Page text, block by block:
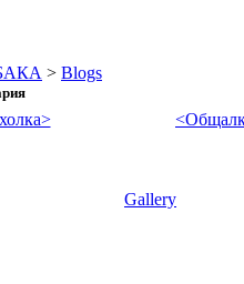
> Blogs
Gallery